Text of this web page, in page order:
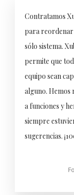
Contratamos
para reordenar
sólo sistema.
permite que
equipo sean
alguno. Hemos
a funciones y
siempre
sugerencias.